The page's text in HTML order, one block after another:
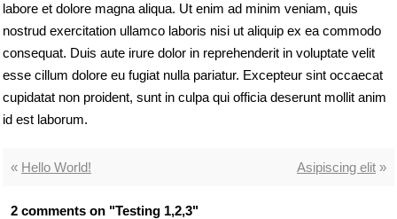
labore et dolore magna aliqua. Ut enim ad minim veniam, quis
nostrud exercitation ullamco laboris nisi ut aliquip ex ea commodo
consequat. Duis aute irure dolor in reprehenderit in voluptate velit
esse cillum dolore eu fugiat nulla pariatur. Excepteur sint occaecat
cupidatat non proident, sunt in culpa qui officia deserunt mollit anim
id est laborum.
« Hello World! Asipiscing elit »
2 comments on "Testing 1,2,3"